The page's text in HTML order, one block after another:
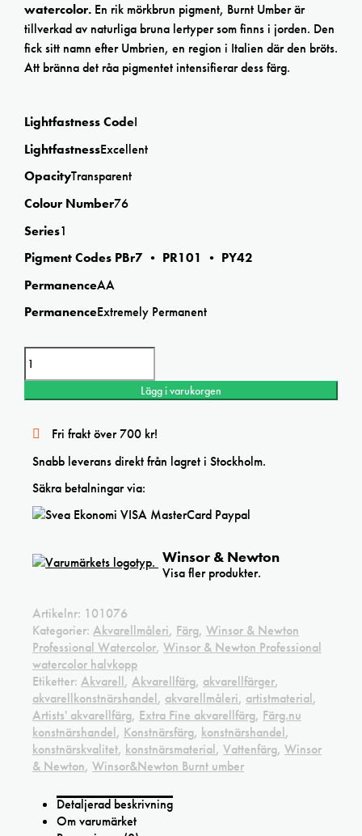
watercolor. En rik mörkbrun pigment, Burnt Umber är
tillverkad av naturliga bruna lertyper som finns i jorden. Den
fick sitt namn efter Umbrien, en region i Italien där den bröts.
Att bränna det råa pigmentet intensifierar dess färg.
Lightfastness CodeI
LightfastnessExcellent
OpacityTransparent
Colour Number76
Series1
Pigment Codes PBr7 • PR101 • PY42
PermanenceAA
PermanenceExtremely Permanent
Lägg i varukorgen
Fri frakt över 700 kr!
Snabb leverans direkt från lagret i Stockholm.
Säkra betalningar via:
Winsor & Newton
Visa fler produkter.
Artikelnr: 101076
Kategorier: Akvarellmåleri, Färg, Winsor & Newton
Professional Watercolor, Winsor & Newton Professional
watercolor halvkopp
Etiketter: Akvarell, Akvarellfärg, akvarellfärger,
akvarellkonstnärshandel, akvarellmåleri, artistmaterial,
Artists' akvarellfärg, Extra Fine akvarellfärg, Färg.nu
konstnärshandel, Konstnärsfärg, konstnärshandel,
konstnärskvalitet, konstnärsmaterial, Vattenfärg, Winsor
& Newton, Winsor&Newton Burnt umber
Detaljerad beskrivning
Om varumärket